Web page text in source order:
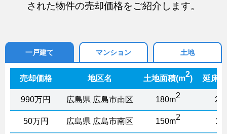
された物件の売却価格をご紹介します。
一戸建て マンション 土地
売却価格 地区名 土地面積(m2) 延床
990万円 広島県 広島市南区 180m2
50万円 広島県 広島市南区 150m2